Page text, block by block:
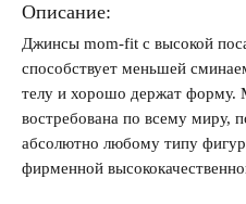
Запомнить меня на этом
Описание:
Джинсы mom-fit с высокой
способствует меньшей
телу и хорошо держат форму.
востребована по всему миру,
абсолютно любому типу
фирменной